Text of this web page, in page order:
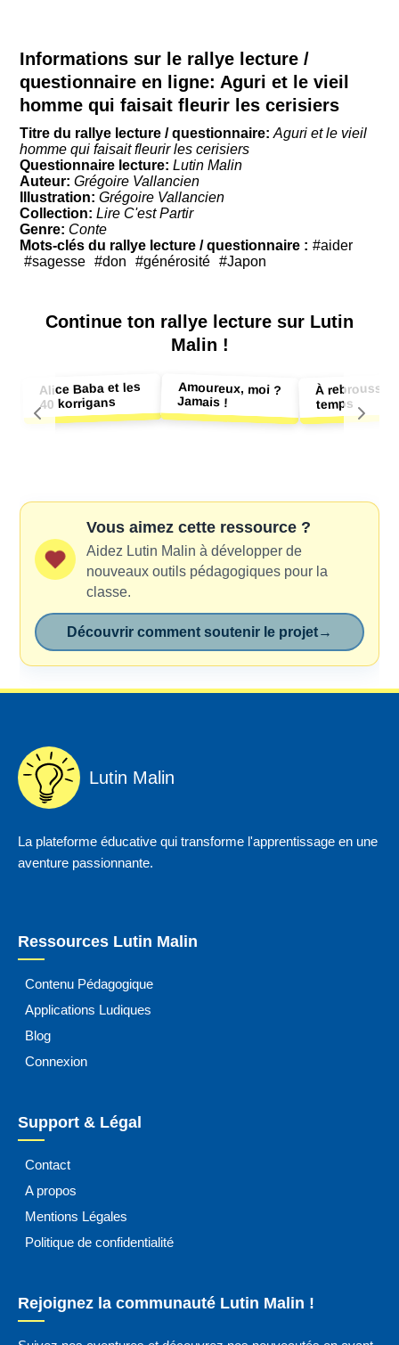
Informations sur le rallye lecture /
questionnaire en ligne: Aguri et le vieil
homme qui faisait fleurir les cerisiers
Titre du rallye lecture / questionnaire:Aguri et le vieil
homme qui faisait fleurir les cerisiers
Questionnaire lecture:Lutin Malin
Auteur:Grégoire Vallancien
Illustration:Grégoire Vallancien
Collection:Lire C'est Partir
Genre: Conte
Mots-clés du rallye lecture / questionnaire : #aider
#sagesse
#don #générosité #Japon
Continue ton rallye lecture sur Lutin
Malin !
Alice Baba et les
40 korrigans
Amoureux, moi ?
Jamais !
À rebrousse
temps
Vous aimez cette ressource ?
Aidez Lutin Malin à développer de
nouveaux outils pédagogiques pour la
classe.
Découvrir comment soutenir le projet→
Lutin Malin
La plateforme éducative qui transforme l'apprentissage en une
aventure passionnante.
Ressources Lutin Malin
Contenu Pédagogique
Applications Ludiques
Blog
Connexion
Support & Légal
Contact
A propos
Mentions Légales
Politique de confidentialité
Rejoignez la communauté Lutin Malin !